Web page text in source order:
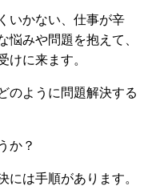
いかない、仕事が辛
悩みや問題を抱えて、
けに来ます。
のように問題解決する
か？
には手順があります。